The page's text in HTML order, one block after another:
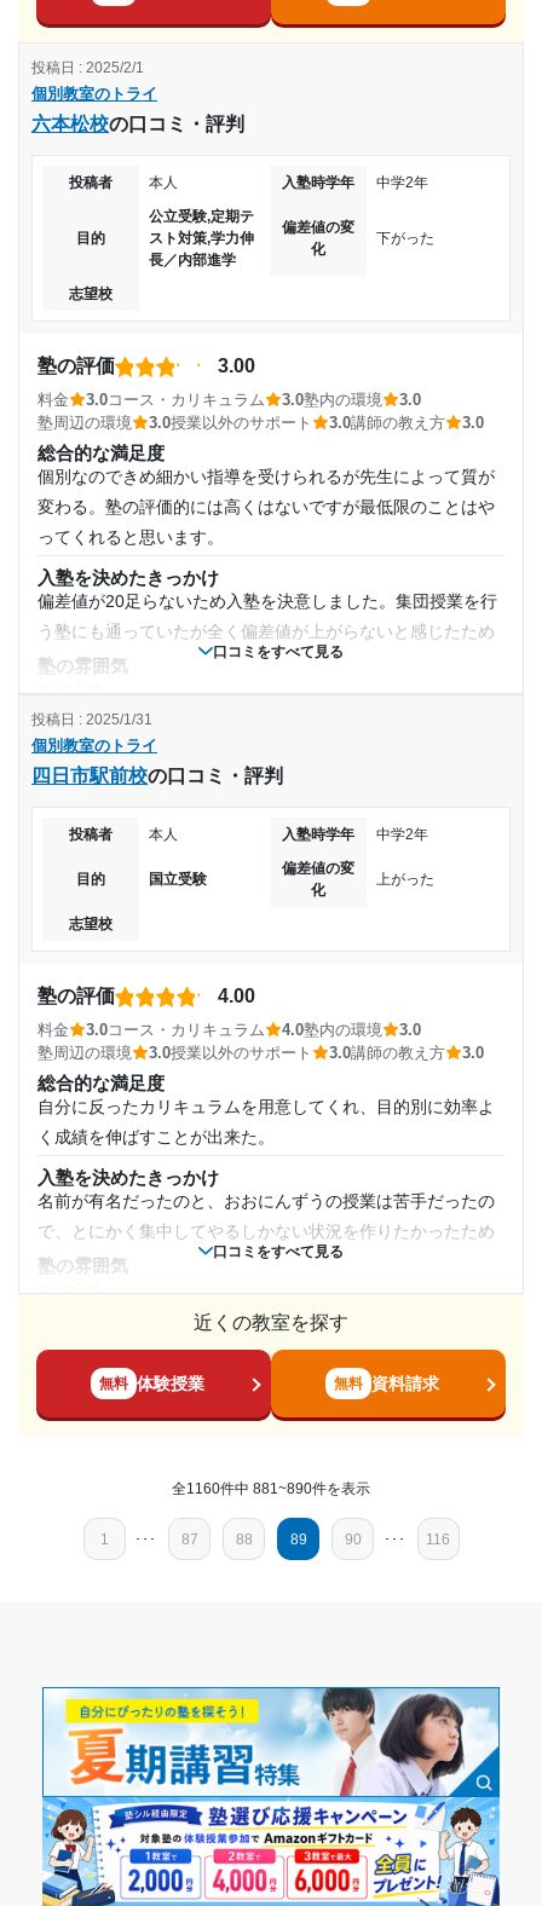
志望校に合格できたからとってもよかったと思いました
また、滑り止めの高校もたくさん受かりました。
志望校と合格状況
第三志望校：
個別教室のトライ みなとみらい校の口コミをもっと見る
受講コース
1時間～2時間未満
目的の達成度
達成
目的の達成理由
定期テスト対策から高校受験、大学受験まで指導してい
ただき、志望大学合格できたから。
個別教室のトライ 舟入校の口コミをもっと見る
し、もし都合が悪くなっても振り返えすることができます。
入試対策のコースだったので、共通テストの問題をたくさん
解いていく感じでした。共通テストだけだったので、それに
あった指導をしていただいたのがよかったです。
入試合格に沿った指導をしてくださり、毎回の授業で教わる
ことにとても効果を感じていたから。
塾周辺の環境
駅からも近く、交通の便がよく、建物のなかにも他の塾があ
ったり、スーパーも近くにあり安心できる場所である。
授業以外のサポート
(相談・面談、家庭学習のサポート、授業以外のコミュニケーション等)
私は週一しか通っていなかったので、普段の勉強の仕方や、
過ごし方、よい参考書などを教えていただきました。
利用詳細
通塾期間
2021年11月〜2022年12月(1年2ヶ月)
入塾時の学年
中学2年
受講コース
通年
通塾頻度
週1日
1日あたりの授業時間
1時間～2時間未満
20,001円〜30,000円
目的の達成度
目的の達成理由
志望校と合格状況
口コミをすべて見る
個別教室のトライ
六本松校の口コミ・評判
投稿日 : 2025/2/1
投稿者 本人 入塾時学年 中学2年
目的
公立受験,定期テ
スト対策,学力伸
長／内部進学
偏差値の変
化
下がった
志望校
塾の評価 3.00
料金 3.0コース・カリキュラム 3.0塾内の環境
3.0
塾周辺の環境
3.0授業以外のサポート 3.0講師の教え方 3.0
総合的な満足度
個別なのできめ細かい指導を受けられるが先生によって質が
変わる。塾の評価的には高くはないですが最低限のことはや
ってくれると思います。
入塾を決めたきっかけ
偏差値が20足らないため入塾を決意しました。集団授業を行
う塾にも通っていたが全く偏差値が上がらないと感じたため
塾の雰囲気
料金
10,000円ぐらいだったので高いと思った。他の家庭教師や専
門の指導者の場合はそれ以上の料金が設定されていることも
般的にもう少しリーズナブルな価格帯で提供されることもあ
ります。総じて高いと思う。
コースについてはあまり理解していませんが高校受験はコー
高い学部を受験する人はコースがあったと思います。コース
講師の教え方
講師の教え方は良かったと思うが、他の先生がよくなかっ
た。入試問題の解説を聞きに行っても完璧に答えられる人は
少ないと思います。
塾内の環境
静かな学習スペースが確保されていることは、集中して学ぶ
ために重要です。個別指導の場合、他の生徒の騒音や気を散
らす要素が少ない、落ち着いた空間が必要です。座席が快適
習環境になります。このような環境はありました。
塾周辺の環境
周辺環境は良かったです。真面目に勉強している人が多い印
象でした。受験生も多いためやる気のある人が多いと感じま
(相談・面談、家庭学習のサポート、授業以外のコミュニケーション等)
とができ、学習面だけでなく、心理的なサポートも可能で
す。これにより、生徒は自信を持って学び続けることができ
2017年以前
入塾時の学年
中学2年
受講コース
口コミをすべて見る
個別教室のトライ
四日市駅前校の口コミ・評判
投稿日 : 2025/1/31
投稿者 本人 入塾時学年 中学2年
目的 国立受験
偏差値の変
化
上がった
志望校
塾の評価 4.00
料金 3.0コース・カリキュラム 4.0塾内の環境
3.0
塾周辺の環境
3.0授業以外のサポート 3.0講師の教え方 3.0
総合的な満足度
自分に反ったカリキュラムを用意してくれ、目的別に効率よ
く成績を伸ばすことが出来た。
入塾を決めたきっかけ
名前が有名だったのと、おおにんずうの授業は苦手だったの
で、とにかく集中してやるしかない状況を作りたかったため
塾の雰囲気
価格はとても高いと感じたが、それなりの偏差値がアップし
たので受けてよかったと思った。コストパフォーマンスが良
い。
ぶことが出来てとてもよかった。また誰かいたら進めたい。
講師の教え方
自分に合った内容のものを用意して、答えの教え方などもわ
うことができた。有難かった。
塾周辺の環境
まわりは居酒屋がおおく、夜まで明るいので安心して通うこ
とが出来た。ただ、周りに遊ぶところが多いのでゆうんくに
まけないように勉強する必要がある。
授業以外のサポート
(相談・面談、家庭学習のサポート、授業以外のコミュニケーション等)
授業以外のサポートはとても手厚く、面談などしたいと思っ
近くの教室を探す
無料 体験授業 無料 資料請求
全1160件中 881~890件を表示
1 ･･･ 87 88 89 90 ･･･ 116